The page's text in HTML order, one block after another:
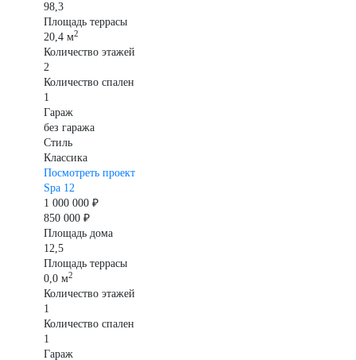
98,3
Площадь террасы
20,4 м2
Количество этажей
2
Количество спален
1
Гараж
без гаража
Стиль
Классика
Посмотреть проект
Spa 12
1 000 000 ₽
850 000 ₽
Площадь дома
12,5
Площадь террасы
0,0 м2
Количество этажей
1
Количество спален
1
Гараж